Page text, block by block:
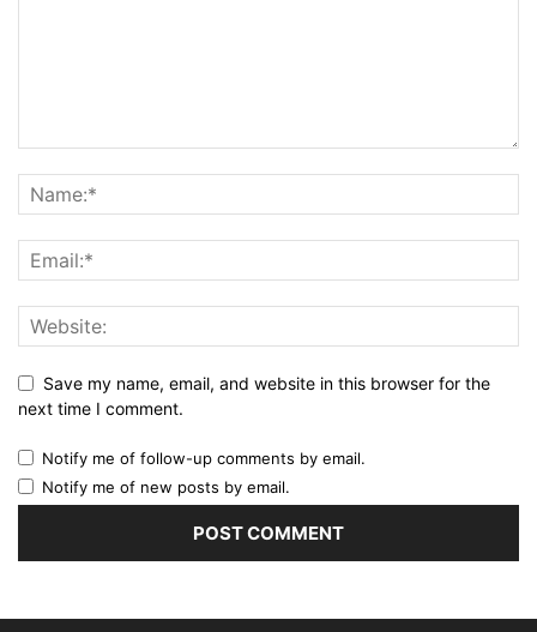
Save my name, email, and website in this browser for the
next time I comment.
Notify me of follow-up comments by email.
Notify me of new posts by email.